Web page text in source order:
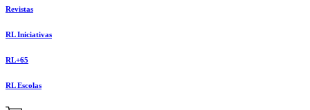
Revistas
RL Iniciativas
RL+65
RL Escolas